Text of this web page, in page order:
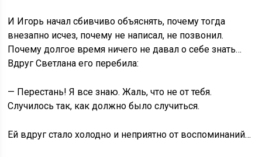
И Игорь начал сбивчиво объяснять, почему тогда
внезапно исчез, почему не написал, не позвонил.
Почему долгое время ничего не давал о себе знать…
Вдруг Светлана его перебила:
— Перестань! Я все знаю. Жаль, что не от тебя.
Случилось так, как должно было случиться.
Ей вдруг стало холодно и неприятно от воспоминаний…